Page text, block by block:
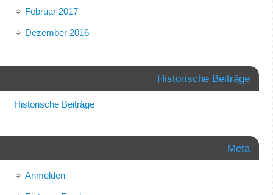
Februar 2017
Dezember 2016
Historische Beiträge
Historische Beiträge
Meta
Anmelden